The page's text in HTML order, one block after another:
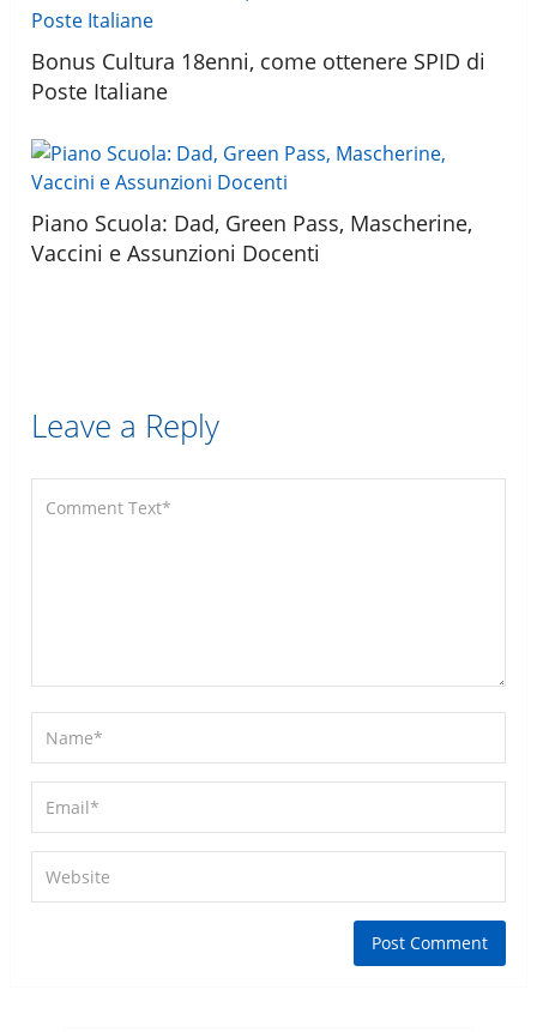
Bonus Cultura 18enni, come ottenere SPID di
Poste Italiane
Piano Scuola: Dad, Green Pass, Mascherine,
Vaccini e Assunzioni Docenti
Leave a Reply